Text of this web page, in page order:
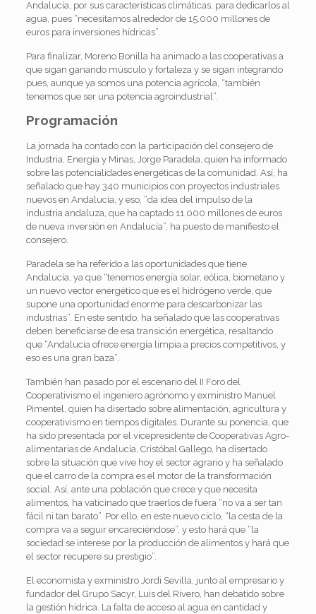
Andalucía, por sus características climáticas, para dedicarlos al
agua, pues “necesitamos alrededor de 15.000 millones de
euros para inversiones hídricas”.
Para finalizar, Moreno Bonilla ha animado a las cooperativas a
que sigan ganando músculo y fortaleza y se sigan integrando
pues, aunque ya somos una potencia agrícola, “también
tenemos que ser una potencia agroindustrial”.
Programación
La jornada ha contado con la participación del consejero de
Industria, Energía y Minas, Jorge Paradela, quien ha informado
sobre las potencialidades energéticas de la comunidad. Así, ha
señalado que hay 340 municipios con proyectos industriales
nuevos en Andalucía, y eso, “da idea del impulso de la
industria andaluza, que ha captado 11.000 millones de euros
de nueva inversión en Andalucía”, ha puesto de manifiesto el
consejero.
Paradela se ha referido a las oportunidades que tiene
Andalucía, ya que “tenemos energía solar, eólica, biometano y
un nuevo vector energético que es el hidrógeno verde, que
supone una oportunidad enorme para descarbonizar las
industrias”. En este sentido, ha señalado que las cooperativas
deben beneficiarse de esa transición energética, resaltando
que “Andalucía ofrece energía limpia a precios competitivos, y
eso es una gran baza”.
También han pasado por el escenario del II Foro del
Cooperativismo el ingeniero agrónomo y exministro Manuel
Pimentel, quien ha disertado sobre alimentación, agricultura y
cooperativismo en tiempos digitales. Durante su ponencia, que
ha sido presentada por el vicepresidente de Cooperativas Agro-
alimentarias de Andalucía, Cristóbal Gallego, ha disertado
sobre la situación que vive hoy el sector agrario y ha señalado
que el carro de la compra es el motor de la transformación
social. Así, ante una población que crece y que necesita
alimentos, ha vaticinado que traerlos de fuera “no va a ser tan
fácil ni tan barato”. Por ello, en este nuevo ciclo, “la cesta de la
compra va a seguir encareciéndose”, y esto hará que “la
sociedad se interese por la producción de alimentos y hará que
el sector recupere su prestigio”.
El economista y exministro Jordi Sevilla, junto al empresario y
fundador del Grupo Sacyr, Luis del Rivero, han debatido sobre
la gestión hídrica. La falta de acceso al agua en cantidad y